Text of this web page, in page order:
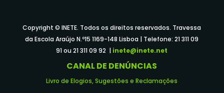
Copyright © INETE. Todos os direitos reservados. Travessa
da Escola Araújo N.º15 1169-148 Lisboa | Telefone: 21 311 09
91 ou 21 311 09 92 | inete@inete.net
CANAL DE DENÚNCIAS
Livro de Elogios, Sugestões e Reclamações